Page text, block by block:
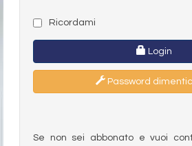
Ricordami
Login
Password
Se non sei abbonato e vuoi